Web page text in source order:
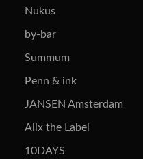
Nukus
by-bar
Summum
Penn & ink
JANSEN Amsterdam
Alix the Label
10DAYS